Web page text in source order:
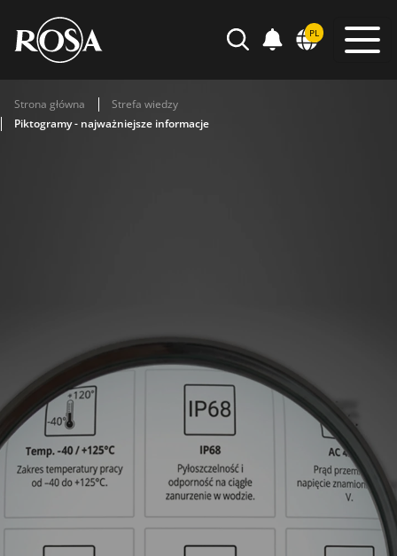
WYSZUKIWARKAPOWIADOMIENIA
PL
Strona główna
Strefa wiedzy
Piktogramy - najważniejsze informacje